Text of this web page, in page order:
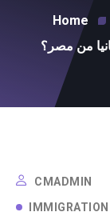
Home
من مصر؟
CMADMIN